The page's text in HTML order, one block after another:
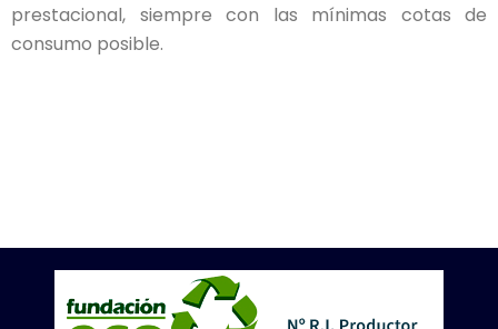
prestacional, siempre con las mínimas cotas de
consumo posible.